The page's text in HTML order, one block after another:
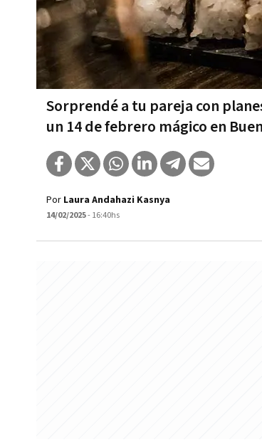
Sorprendé a tu pareja con
un 14 de febrero mágico en
Por Laura Andahazi Kasnya
14/02/2025- 16:40hs